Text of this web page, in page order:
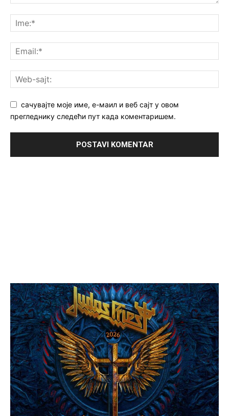
сачувајте моје име, е-маил и веб сајт у овом
прегледнику следећи пут када коментаришем.